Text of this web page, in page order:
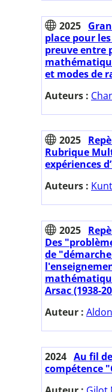
2025
place pour
preuve entre
et modes de
Auteurs :
2025
Rubrique
expériences
Auteurs :
2025
Des
de
Arsac (1938-
Auteur :
2024 Au fil
compétence